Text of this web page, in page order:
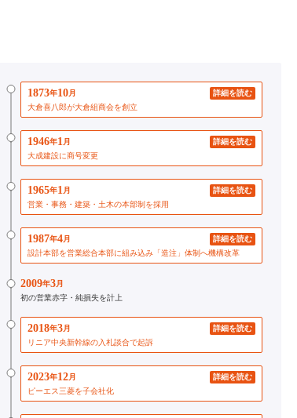
1873年10月
詳細を読む
大倉喜八郎が大倉組商会を創立
1946年1月
詳細を読む
大成建設に商号変更
1965年1月
詳細を読む
営業・事務・建築・土木の本部制を採用
1987年4月
詳細を読む
設計本部を営業総合本部に組み込み「造注」体制へ機構改革
2009年3月
初の営業赤字・純損失を計上
2018年3月
詳細を読む
リニア中央新幹線の入札談合で起訴
2023年12月
詳細を読む
ピーエス三菱を子会社化